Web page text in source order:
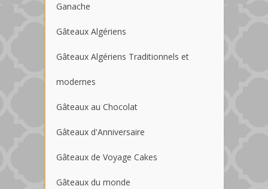
Ganache
Gâteaux Algériens
Gâteaux Algériens Traditionnels et
modernes
Gâteaux au Chocolat
Gâteaux d'Anniversaire
Gâteaux de Voyage Cakes
Gâteaux du monde